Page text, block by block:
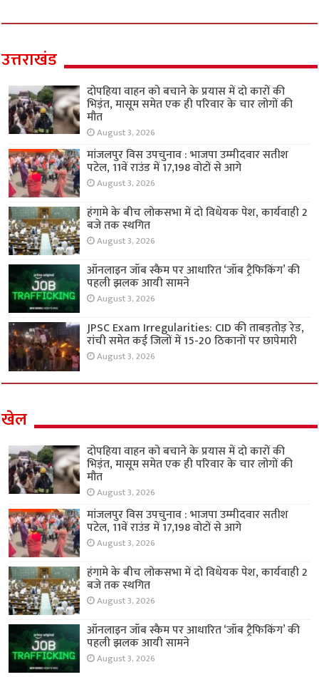
उत्तराखंड
दोपहिया वाहन को बचाने के प्रयास में दो कारों की
भिड़ंत, मासूम समेत एक ही परिवार के चार लोगों की
मौत
August 3, 2026
मांजलपुर विस उपचुनाव : भाजपा उम्मीदवार सतीश
पटेल, 11वें राउंड में 17,198 वोटों से आगे
August 3, 2026
हंगामे के बीच लोकसभा में दो विधेयक पेश, कार्यवाही 2
बजे तक स्थगित
August 3, 2026
ऑनलाइन जॉब स्कैम पर आधारित ‘जॉब ट्रैफिकिंग’ की
पहली झलक आयी सामने
August 3, 2026
JPSC Exam Irregularities: CID की ताबड़तोड़ रेड,
रांची समेत कई जिलों में 15-20 ठिकानों पर छापेमारी
August 3, 2026
खेल
दोपहिया वाहन को बचाने के प्रयास में दो कारों की
भिड़ंत, मासूम समेत एक ही परिवार के चार लोगों की
मौत
August 3, 2026
मांजलपुर विस उपचुनाव : भाजपा उम्मीदवार सतीश
पटेल, 11वें राउंड में 17,198 वोटों से आगे
August 3, 2026
हंगामे के बीच लोकसभा में दो विधेयक पेश, कार्यवाही 2
बजे तक स्थगित
August 3, 2026
ऑनलाइन जॉब स्कैम पर आधारित ‘जॉब ट्रैफिकिंग’ की
पहली झलक आयी सामने
August 3, 2026